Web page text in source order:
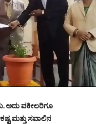
ಅದು ವಕೀಲರಿಗೂ
ಮತ್ತು ಸವಾಲಿನ